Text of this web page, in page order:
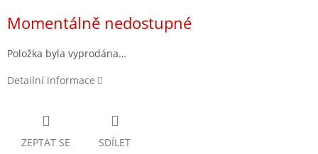
cena:
Momentálně nedostupné
Položka byla vyprodána…
Detailní informace
ZEPTAT SE SDÍLET